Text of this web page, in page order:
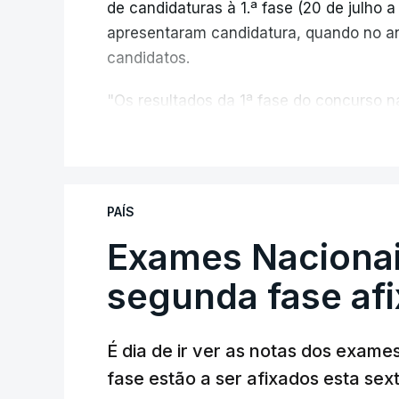
de candidaturas à 1.ª fase (20 de julho
apresentaram candidatura, quando no
candidatos.
"Os resultados da 1ª fase do concurso
de ingresso", refere o Ministério da
O MECI salienta que, sendo afixados
dos Exames Nacionais do Ensino
candidatos à 1.ª fase poderá ainda
Nacional de Acesso ao Ensino Superior.
O Ministério da Educação recorda que
PAÍS
Exames
segunda fase
É dia de ir ver as notas dos
fase estão a ser afixados esta